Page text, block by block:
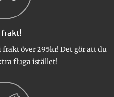
produktsidan
frakt!
över 295kr! Det gör att du
fluga istället!